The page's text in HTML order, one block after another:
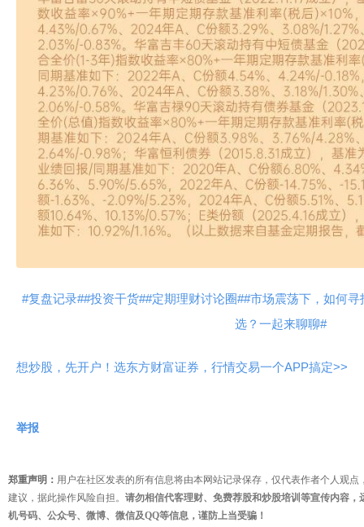
#复盘记录##投资干货##定期理财讨论圈##市场震荡下，如何寻
选？一起来聊聊#
想炒股，先开户！选东方财富证券，行情交易一个APP搞定>>
举报
郑重声明： 用户在社区发表的所有信息将由本网站记录保存，仅代表作者个人观
建议，据此操作风险自担。 请勿相信代客理财、免费荐股和炒股培训等宣传内容
机号码、公众号、微博、微信及QQ等信息，谨防上当受骗！